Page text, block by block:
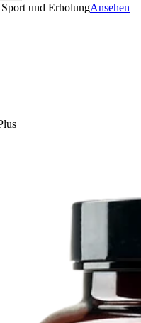
und ErholungAnsehen